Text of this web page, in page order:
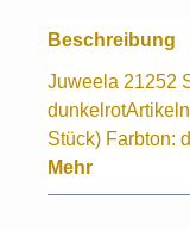
Beschreibung
Juweela 21252
Stück) Farbton:
Mehr